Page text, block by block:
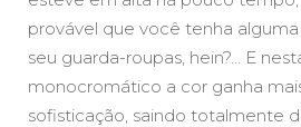
provável que você tenha
seu guarda-roupas, hein?… E
monocromático a cor ganha
sofisticação, saindo totalmente